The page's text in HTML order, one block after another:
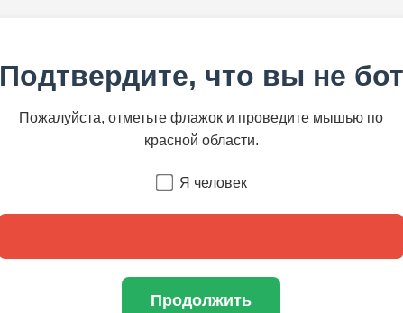
Подтвердите, что вы не бот
Пожалуйста, отметьте флажок и проведите мышью по
красной области.
Я человек
Продолжить